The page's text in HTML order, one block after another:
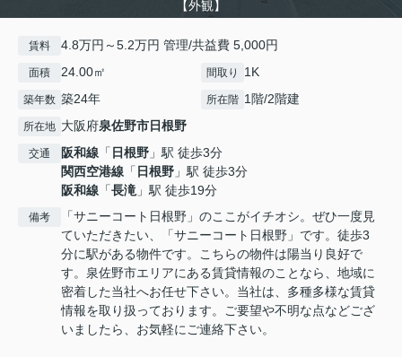
【外観】
賃料 4.8万円～5.2万円 管理/共益費 5,000円
面積 24.00㎡ 間取り 1K
築年数 築24年 所在階 1階/2階建
所在地 大阪府泉佐野市日根野
交通 阪和線 「 日根野 」駅 徒歩3分
関西空港線 「 日根野 」駅 徒歩3分
阪和線 「長滝」駅 徒歩19分
備考
「サニーコート日根野」のここがイチオシ。ぜひ一度見
ていただきたい、「サニーコート日根野」です。徒歩3
分に駅がある物件です。こちらの物件は陽当り良好で
す。泉佐野市エリアにある賃貸情報のことなら、地域に
密着した当社へお任せ下さい。当社は、多種多様な賃貸
情報を取り扱っております。ご要望や不明な点などござ
いましたら、お気軽にご連絡下さい。